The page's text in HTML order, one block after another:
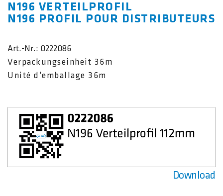
N196 VERTEILPROFIL
N196 PROFIL POUR DISTRIBUTEURS
Art.-Nr.: 0222086
Verpackungseinheit 36m
Unité d'emballage 36m
Download